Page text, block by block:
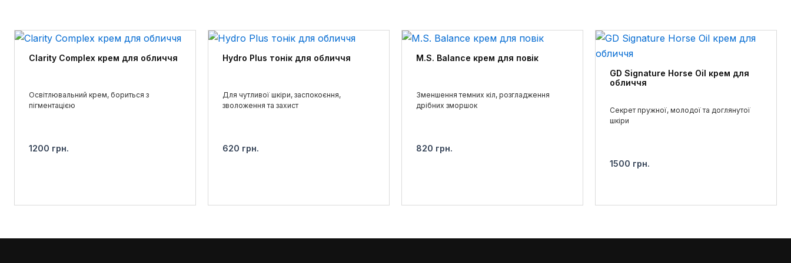
Clarity Complex крем для обличчя
Освітлювальний крем, бориться з
пігментацією
1200 грн.
Hydro Plus тонік для обличчя
Для чутливої шкіри, заспокоєння,
зволоження та захист
620 грн.
M.S. Balance крем для повік
Зменшення темних кіл, розгладження
дрібних зморшок
820 грн.
GD Signature Horse Oil крем для
обличчя
Секрет пружної, молодої та доглянутої
шкіри
1500 грн.